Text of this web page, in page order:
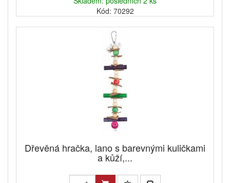
Kód: 70292
Dřevěná hračka, lano s barevnými kuličkami
a kůží,...